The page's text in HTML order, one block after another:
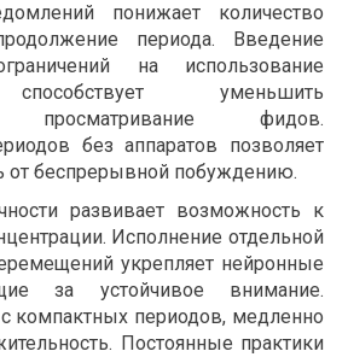
понижает количество
периода. Введение
на использование
уменьшить
просматривание фидов.
без аппаратов позволяет
от беспрерывной побуждению.
развивает возможность к
Исполнение отдельной
укрепляет нейронные
за устойчивое внимание.
компактных периодов, медленно
Постоянные практики